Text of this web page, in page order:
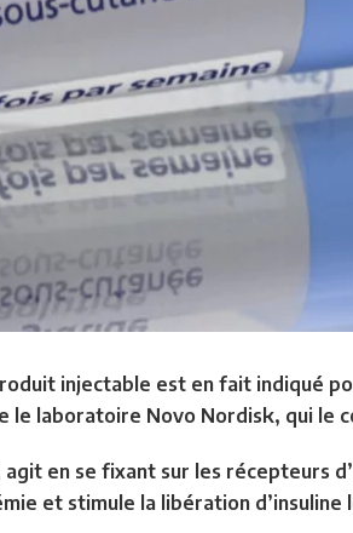
injectable est en fait indiqué
le laboratoire Novo Nordisk, qui le
en se fixant sur les récepteurs
et stimule la libération d’insuline